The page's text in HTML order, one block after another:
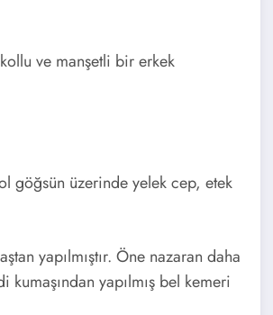
ve manşetli bir erkek
göğsün üzerinde yelek cep, etek
yapılmıştır. Öne nazaran daha
yapılmış bel kemeri